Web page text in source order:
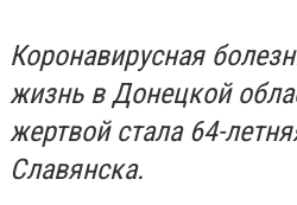
Коронавирусная
жизнь в Донецкой
жертвой стала 64-
Славянска.